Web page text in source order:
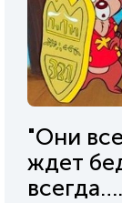
"Они
ждет